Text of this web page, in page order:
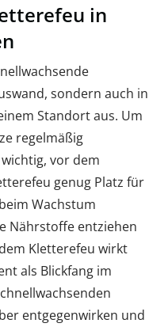
in
sondern auch in
Standort aus. Um
regelmäßig
vor dem
genug Platz für
Wachstum
Nährstoffe entziehen
Kletterefeu wirkt
als Blickfang im
entgegenwirken und